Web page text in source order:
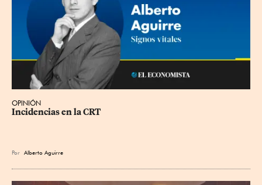
OPINIÓN
Incidencias en la CRT
Por Alberto Aguirre